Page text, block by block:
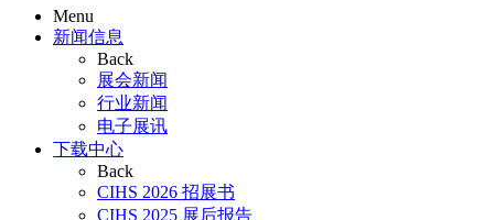
Menu
新闻信息
Back
展会新闻
行业新闻
电子展讯
下载中心
Back
CIHS 2026 招展书
CIHS 2025 展后报告